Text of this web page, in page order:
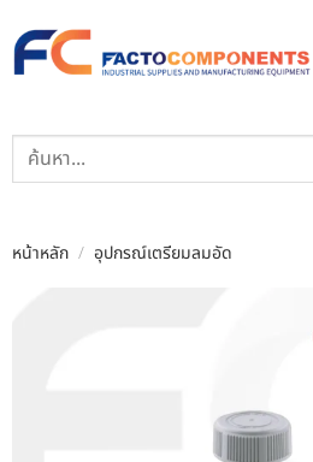
หน้าหลัก / อุปกรณ์เตรียมลมอัด